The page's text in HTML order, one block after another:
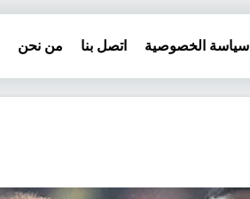
سياسة الخصوصية اتصل بنا من نحن